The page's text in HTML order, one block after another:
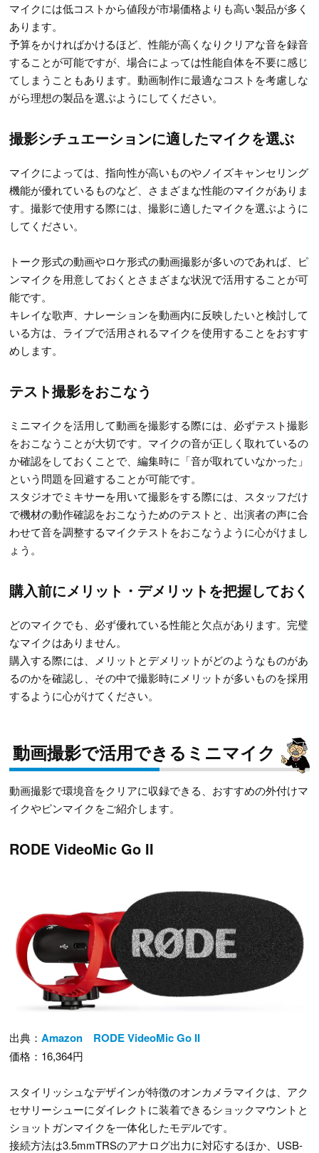
マイクには低コストから値段が市場価格よりも高い製品が多く
あります。
予算をかければかけるほど、性能が高くなりクリアな音を録音
することが可能ですが、場合によっては性能自体を不要に感じ
てしまうこともあります。動画制作に最適なコストを考慮しな
がら理想の製品を選ぶようにしてください。
撮影シチュエーションに適したマイクを選ぶ
マイクによっては、指向性が高いものやノイズキャンセリング
機能が優れているものなど、さまざまな性能のマイクがありま
す。撮影で使用する際には、撮影に適したマイクを選ぶように
してください。
トーク形式の動画やロケ形式の動画撮影が多いのであれば、ピ
ンマイクを用意しておくとさまざまな状況で活用することが可
能です。
キレイな歌声、ナレーションを動画内に反映したいと検討して
いる方は、ライブで活用されるマイクを使用することをおすす
めします。
テスト撮影をおこなう
ミニマイクを活用して動画を撮影する際には、必ずテスト撮影
をおこなうことが大切です。マイクの音が正しく取れているの
か確認をしておくことで、編集時に「音が取れていなかった」
という問題を回避することが可能です。
スタジオでミキサーを用いて撮影をする際には、スタッフだけ
で機材の動作確認をおこなうためのテストと、出演者の声に合
わせて音を調整するマイクテストをおこなうように心がけまし
ょう。
購入前にメリット・デメリットを把握しておく
どのマイクでも、必ず優れている性能と欠点があります。完璧
なマイクはありません。
購入する際には、メリットとデメリットがどのようなものがあ
るのかを確認し、その中で撮影時にメリットが多いものを採用
するように心がけてください。
動画撮影で活用できるミニマイク
動画撮影で環境音をクリアに収録できる、おすすめの外付けマ
イクやピンマイクをご紹介します。
RODE VideoMic Go II
出典：Amazon RODE VideoMic Go II
価格：16,364円
スタイリッシュなデザインが特徴のオンカメラマイクは、アク
セサリーシューにダイレクトに装着できるショックマウントと
ショットガンマイクを一体化したモデルです。
接続方法は3.5mmTRSのアナログ出力に対応するほか、USB-